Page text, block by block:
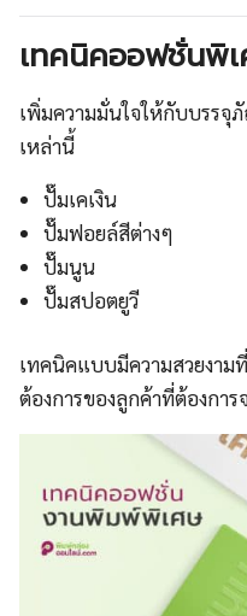
เทคนิคออฟชั่นพิ
เพิ่มความมั่นใจให้กับบรร
เหล่านี้
ปั๊มเคเงิน
ปั๊มฟอยล์สีต่างๆ
ปั๊มนูน
ปั๊มสปอตยูวี
เทคนิคแบบมีความสวยงา
ต้องการของลูกค้าที่ต้องก